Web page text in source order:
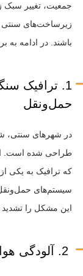
جمعیت، تغییر سبک
زیرساخت‌های سنتی
باشند. در ادامه به
1. ترافیک
حمل‌ونقل
در شهرهای سنتی،
طراحی شده است.
که ترافیک به یکی
سیستم‌های
این مشکل را تشدید